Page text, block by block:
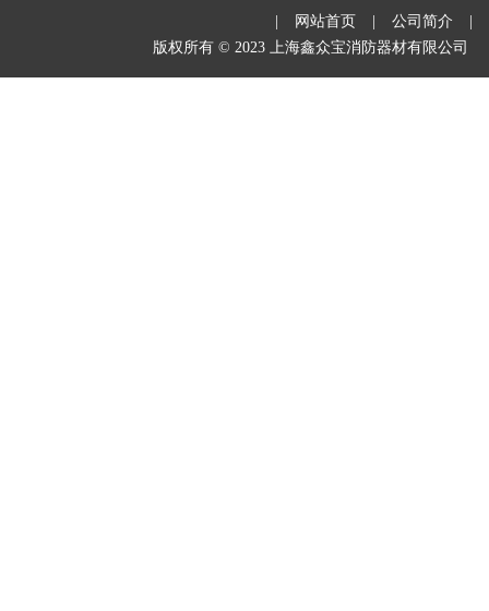
网站首页 公司简介
版权所有 © 2023 上海鑫众宝消防器材有限公